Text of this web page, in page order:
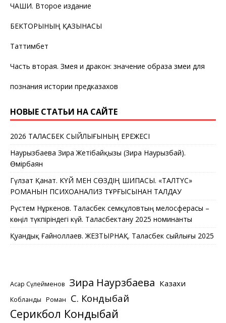
ЧАШИ. Второе издание
БЕКТОРЫНЫҢ ҚАЗЫНАСЫ
Таттимбет
Часть вторая. Змея и дракон: значение образа змеи для
познания истории предказахов
НОВЫЕ СТАТЬИ НА САЙТЕ
2026 ТАЛАСБЕК СЫЙЛЫҒЫНЫҢ ЕРЕЖЕСІ
Наурызбаева Зира Жетібайқызы (Зира Наурызбай).
Өмірбаян
Гүлзат Қанат. КҮЙ МЕН СӨЗДІҢ ШИПАСЫ. «ТАЛТҮС»
РОМАНЫН ПСИХОАНАЛИЗ ТҰРҒЫСЫНАН ТАЛДАУ
Рүстем Нұркенов. Таласбек Әсемқұловтың мелосферасы –
көңіл түкпіріндегі күй. Таласбектану 2025 номинанты
Қуандық Ғайноллаев. ЖЕЗТЫРНАҚ. Таласбек сыйлығы 2025
Асқар Сүлейменов Зира Наурзбаева Казахи
Кобланды Роман С. Кондыбай
Серикбол Кондыбай